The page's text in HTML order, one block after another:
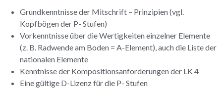
Grundkenntnisse der Mitschrift – Prinzipien (vgl.
Kopfbögen der P- Stufen)
Vorkenntnisse über die Wertigkeiten einzelner Elemente
(z. B. Radwende am Boden = A-Element), auch die Liste der
nationalen Elemente
Kenntnisse der Kompositionsanforderungen der LK 4
Eine gültige D-Lizenz für die P- Stufen